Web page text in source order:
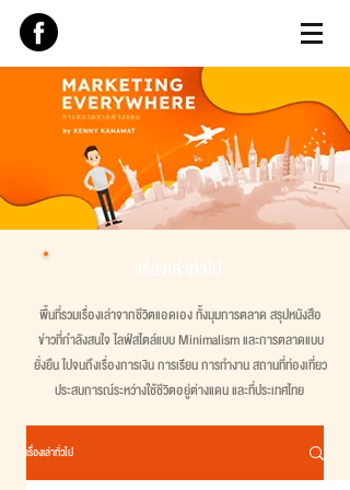
พื้นที่รวมเรื่องเล่าจากชีวิตแอดเอง ทั้งมุมการตลาด สรุปหนังสือ
ข่าวที่กำลังสนใจ ไลฟ์สไตล์แบบ Minimalism และการตลาดแบบ
ยั่งยืน ไปจนถึงเรื่องการเงิน การเรียน การทำงาน สถานที่ท่องเที่ยว
ประสบการณ์ระหว่างใช้ชีวิตอยู่ต่างแดน และที่ประเทศไทย
เรื่องเล่าทั่วไป